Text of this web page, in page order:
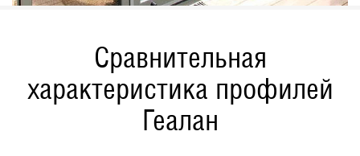
Сравнительная
характеристика профилей
Геалан